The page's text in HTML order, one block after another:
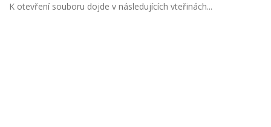
K otevření souboru dojde v následujících vteřinách...